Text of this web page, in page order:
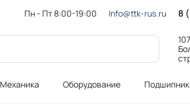
Пн - Пт 8:00-19:00 Info@ttk-rus.ru 8
Механика Оборудование